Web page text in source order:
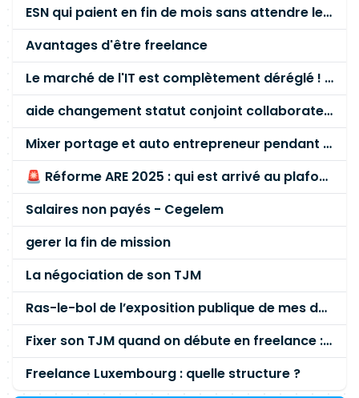
ESN qui paient en fin de mois sans attendre le paiement client ?
Avantages d'être freelance
Le marché de l'IT est complètement déréglé ! STOP à cette mascarade ! Il faut s'unir et résister !
aide changement statut conjoint collaborateur
Mixer portage et auto entrepreneur pendant des années - quel risque ?
🚨 Réforme ARE 2025 : qui est arrivé au plafond des 60 % en gardant son entreprise ?
Salaires non payés - Cegelem
gerer la fin de mission
La négociation de son TJM
Ras-le-bol de l’exposition publique de mes données personnelles liées à mon entreprise
Fixer son TJM quand on débute en freelance : la méthode mathématique (et pas au feeling) 🛑
Freelance Luxembourg : quelle structure ?